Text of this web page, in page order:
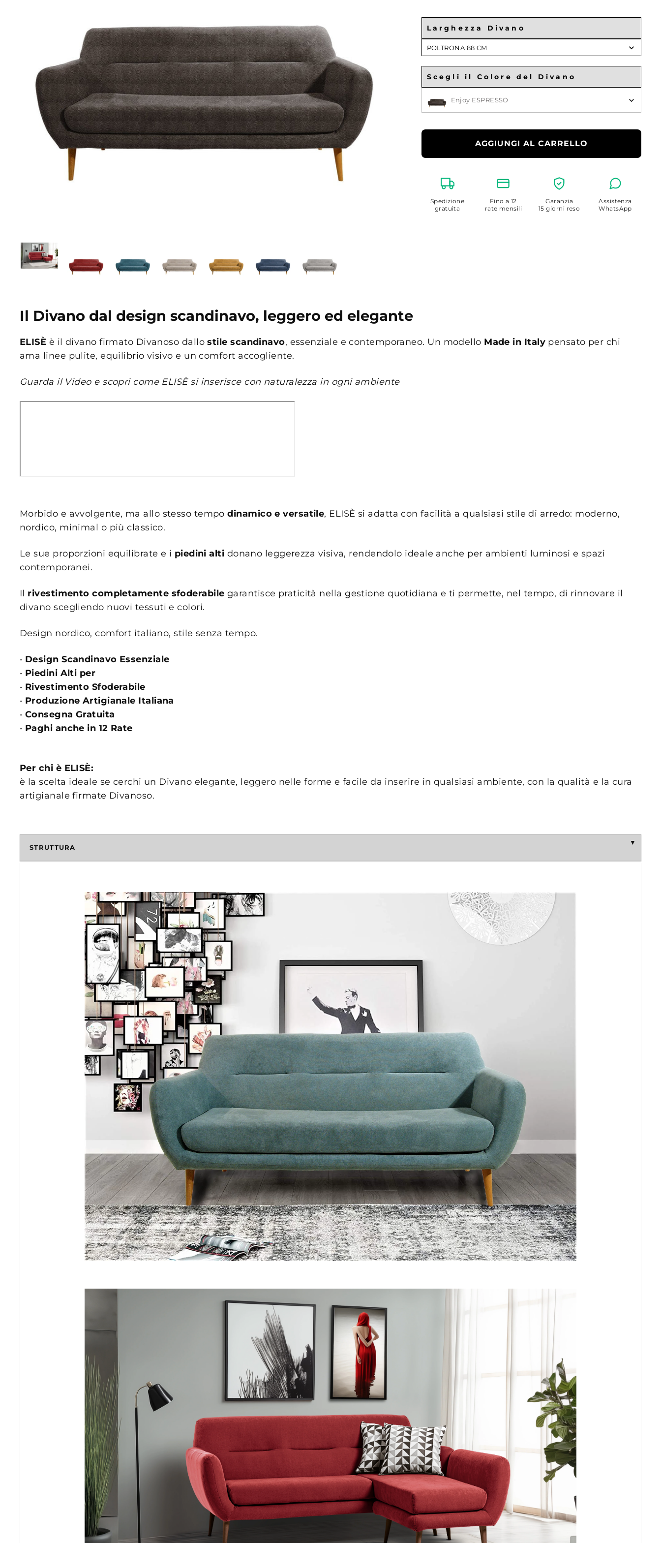
Larghezza Divano
POLTRONA 88 CM
Scegli il Colore del Divano
Enjoy ESPRESSO
AGGIUNGI AL CARRELLO
Spedizione
gratuita
Fino a 12
rate mensili
Garanzia
15 giorni reso
Assistenza
WhatsApp
Il Divano dal design scandinavo, leggero ed elegante
ELISÈ è il divano firmato Divanoso dallostile scandinavo, essenziale e contemporaneo. Un modello Made in Italypensato per chi
ama linee pulite, equilibrio visivo e un comfort accogliente.
Guarda il Video e scopri come ELISÈ si inserisce con naturalezza in ogni ambiente
Morbido e avvolgente, ma allo stesso tempodinamico e versatile, ELISÈ si adatta con facilità a qualsiasi stile di arredo: moderno,
nordico, minimal o più classico.
Le sue proporzioni equilibrate e i piedini alti donano leggerezza visiva, rendendolo ideale anche per ambienti luminosi e spazi
contemporanei.
Il rivestimento completamente sfoderabile garantisce praticità nella gestione quotidiana e ti permette, nel tempo, di rinnovare il
divano scegliendo nuovi tessuti e colori.
Design nordico, comfort italiano, stile senza tempo.
• Design Scandinavo Essenziale
• Piedini Alti per
• Rivestimento Sfoderabile
• Produzione Artigianale Italiana
• Consegna Gratuita
• Paghi anche in 12 Rate
Per chi è ELISÈ:
è la scelta ideale se cerchi un Divano elegante, leggero nelle forme e facile da inserire in qualsiasi ambiente, con la qualità e la cura
artigianale firmate Divanoso.
STRUTTURA